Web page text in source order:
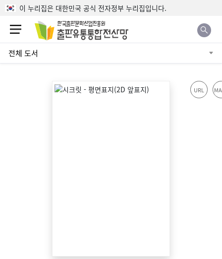
본문으로 바로가기
이 누리집은 대한민국 공식 전자정부 누리집입니다.
전체 도서
URL